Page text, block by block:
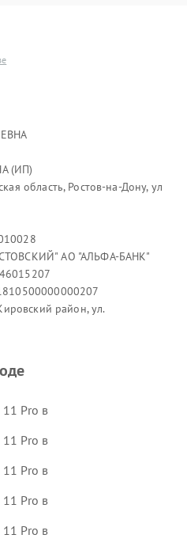
(ИП)
область, Ростов-на-Дону, ул
АО "АЛЬФА-БАНК"
район, ул.
Pro в
Pro в
Pro в
Pro в
Pro в